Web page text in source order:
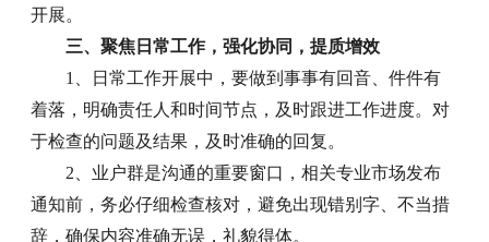
开展。
三、聚焦日常工作，强化协同，提质增效
1、日常工作开展中，要做到事事有回音、件件有
着落，明确责任人和时间节点，及时跟进工作进度。对
于检查的问题及结果，及时准确的回复。
2、业户群是沟通的重要窗口，相关专业市场发布
通知前，务必仔细检查核对，避免出现错别字、不当措
辞，确保内容准确无误，礼貌得体。